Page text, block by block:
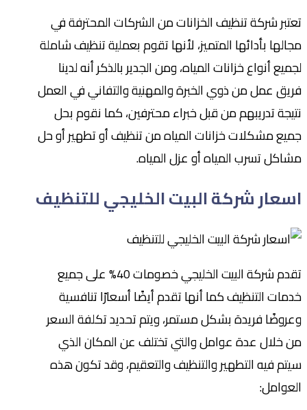
تعتبر شركة تنظيف الخزانات من الشركات المحترفة في
مجالها بأدائها المتميز، لأنها تقوم بعملية تنظيف شاملة
لجميع أنواع خزانات المياه، ومن الجدير بالذكر أنه لدينا
فريق عمل من ذوي الخبرة والمهنية والتفاني في العمل
نتيجة تدريبهم من قبل خبراء محترفين، كما نقوم بحل
جميع مشكلات خزانات المياه من تنظيف أو تطهير أو حل
مشاكل تسرب المياه أو عزل المياه.
اسعار شركة البيت الخليجي للتنظيف
تقدم شركة البيت الخليجي خصومات 40% على جميع
خدمات التنظيف كما أنها تقدم أيضًا أسعارًا تنافسية
وعروضًا فريدة بشكل مستمر، ويتم تحديد تكلفة السعر
من خلال عدة عوامل والتي تختلف عن المكان الذي
سيتم فيه التطهير والتنظيف والتعقيم، وقد تكون هذه
العوامل: